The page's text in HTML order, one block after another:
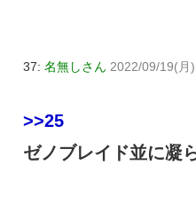
37: 名無しさん 2022/09/19(月
>>25
ゼノブレイド並に凝